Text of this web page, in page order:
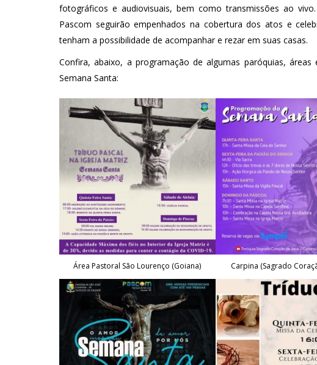
fotográficos e audiovisuais, bem como transmissões ao
Pascom seguirão empenhados na cobertura dos atos e
tenham a possibilidade de acompanhar e rezar em suas casas.
Confira, abaixo, a programação de algumas paróquias,
Semana Santa:
Área Pastoral São Lourenço (Goiana) Carpina (Sagrado